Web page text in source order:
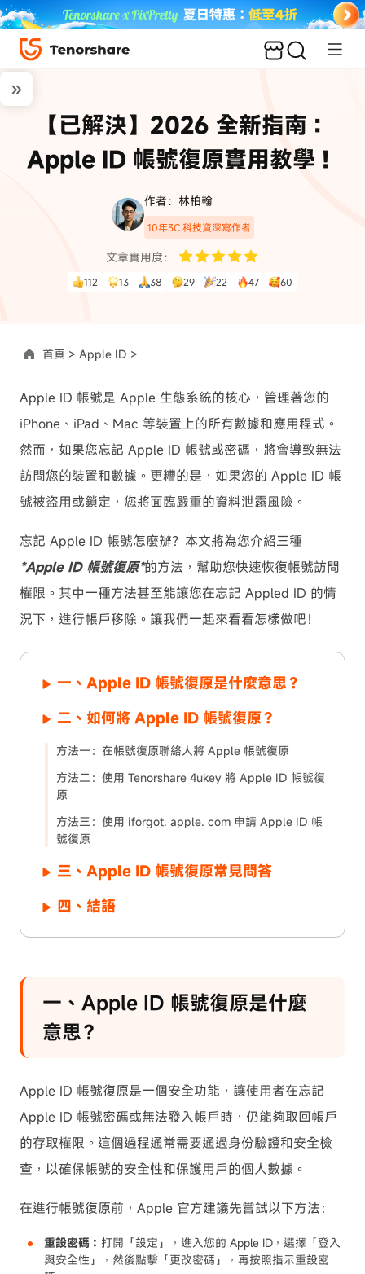
【已解決】2026 全新指南：
Apple ID 帳號復原實用教學！
作者：林柏翰
10年3C 科技資深寫作者
文章實用度：
112 13 38 29 22 47 60
首頁 > Apple ID >
Apple ID 帳號是 Apple 生態系統的核心，管理著您的
iPhone、iPad、Mac 等裝置上的所有數據和應用程式。
然而，如果您忘記 Apple ID 帳號或密碼，將會導致無法
訪問您的裝置和數據。更糟的是，如果您的 Apple ID 帳
號被盜用或鎖定，您將面臨嚴重的資料泄露風險。
忘記 Apple ID 帳號怎麼辦？本文將為您介紹三種
*Apple ID 帳號復原*的方法，幫助您快速恢復帳號訪問
權限。其中一種方法甚至能讓您在忘記 Appled ID 的情
況下，進行帳戶移除。讓我們一起來看看怎樣做吧！
一、Apple ID 帳號復原是什麼意思？
二、如何將 Apple ID 帳號復原？
方法一：在帳號復原聯絡人將 Apple 帳號復原
方法二：使用 Tenorshare 4ukey 將 Apple ID 帳號復
原
方法三：使用 iforgot. apple. com 申請 Apple ID 帳
號復原
三、Apple ID 帳號復原常見問答
四、結語
一、Apple ID 帳號復原是什麼
意思？
Apple ID 帳號復原是一個安全功能，讓使用者在忘記
Apple ID 帳號密碼或無法發入帳戶時，仍能夠取回帳戶
的存取權限。這個過程通常需要通過身份驗證和安全檢
查，以確保帳號的安全性和保護用戶的個人數據。
在進行帳號復原前，Apple 官方建議先嘗試以下方法：
重設密碼： 打開「設定」，進入您的 Apple ID，選擇「登入
與安全性」，然後點擊「更改密碼」，再按照指示重設密